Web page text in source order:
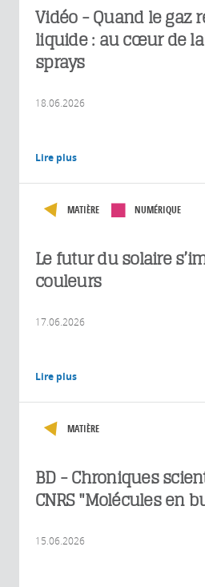
Vidéo - Quand le gaz
liquide : au cœur de
sprays
18.06.2026
Lire plus
MATIÈRE NUMÉRIQUE
Le futur du solaire
couleurs
17.06.2026
Lire plus
MATIÈRE
BD - Chroniques
CNRS "Molécules en
15.06.2026